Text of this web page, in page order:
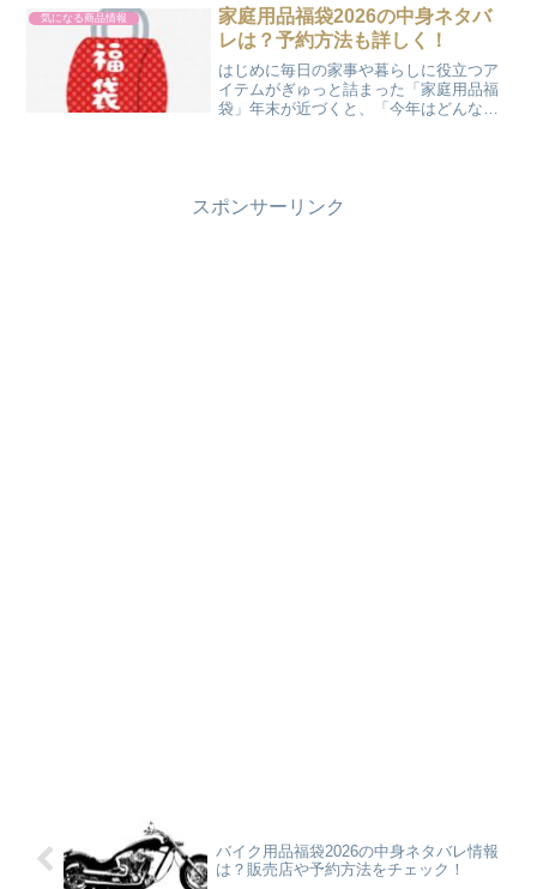
メンや珍味、スイーツなど、選ぶ楽しさ
もたっぷり。さらに抽選...
気になる商品情報
家庭用品福袋2026の中身ネタバ
レは？予約方法も詳しく！
はじめに毎日の家事や暮らしに役立つア
イテムがぎゅっと詰まった「家庭用品福
袋」年末が近づくと、「今年はどんなお
スポンサーリンク
バイク用品福袋2026の中身ネタバレ情報
は？販売店や予約方法をチェック！